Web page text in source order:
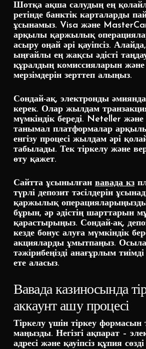
Шотқа ақша салудың ең
ретінде банктік карталарды
ұсынамыз. Visa және
арқылы қаржылық
асыру оңай әрі қауіпсіз. Алайда,
ыңғайлы ең жақсы әдісті
құралдың комиссияларын және
мерзімдерін зерттеп алыңыз.
Сондай-ақ, электронды
керек. Олар жылдам
мүмкіндік береді. Neteller
танымал платформалар
енгізу процесі жылдам әрі
табылады. Тек тіркелу және
өту қажет.
Сайтта ұсынылған вавада кз
түрлі депозит тәсілдерін
қаржылық операцияларыңызды
бұрын, әр әдістің шарттарын
қарастырыңыз. Сондай-ақ,
кезде бонус алуға мүмкіндік
акцияларды ұмытпаңыз.
тәжірибеңізді анағұрлым
ете аласыз.
Вавада казиносында
аккаунт ашу процесі
Тіркелу үшін тіркеу формасын
маңызды. Негізгі ақпарат –
адресі және қауіпсіз құпия